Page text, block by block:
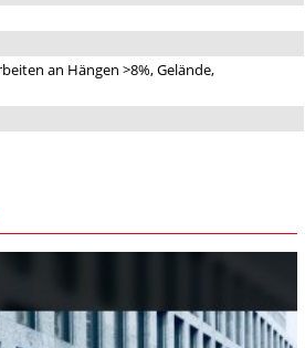
an Hängen >8%, Gelände,